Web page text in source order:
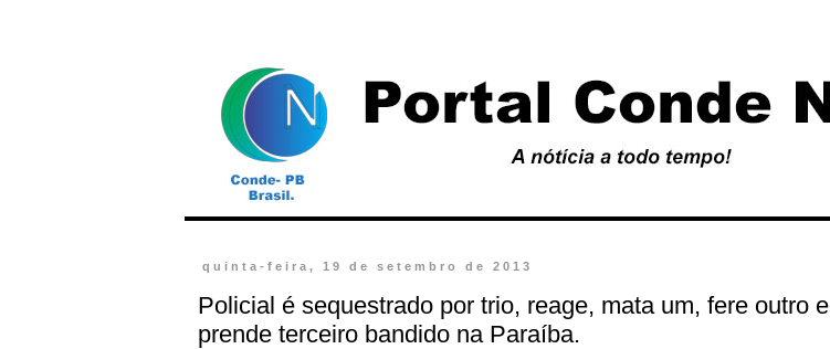
quinta-feira, 19 de setembro de 2013
Policial é sequestrado por trio, reage, mata um, fere outro e
prende terceiro bandido na Paraíba.